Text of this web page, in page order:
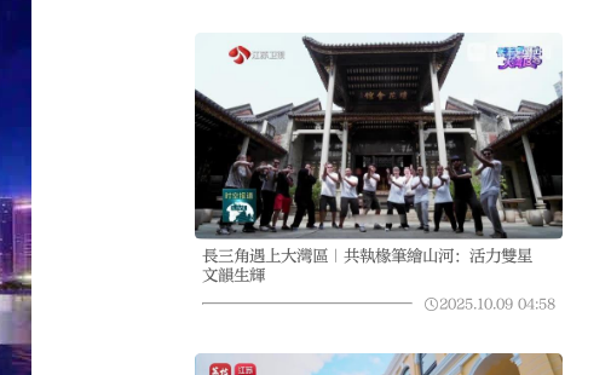
長三角遇上大灣區｜共執椽筆繪山河：活力雙星
文韻生輝
2025.10.09 04:58